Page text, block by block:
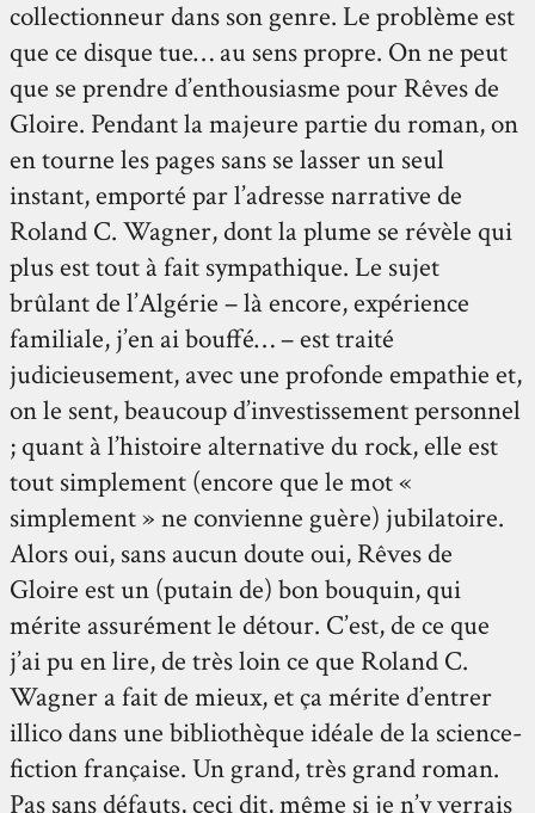
collectionneur dans son genre. Le problème est
que ce disque tue… au sens propre. On ne peut
que se prendre d’enthousiasme pour Rêves de
Gloire. Pendant la majeure partie du roman, on
en tourne les pages sans se lasser un seul
instant, emporté par l’adresse narrative de
Roland C. Wagner, dont la plume se révèle qui
plus est tout à fait sympathique. Le sujet
brûlant de l’Algérie – là encore, expérience
familiale, j’en ai bouffé… – est traité
judicieusement, avec une profonde empathie et,
on le sent, beaucoup d’investissement personnel
; quant à l’histoire alternative du rock, elle est
tout simplement (encore que le mot «
simplement » ne convienne guère) jubilatoire.
Alors oui, sans aucun doute oui, Rêves de
Gloire est un (putain de) bon bouquin, qui
mérite assurément le détour. C’est, de ce que
j’ai pu en lire, de très loin ce que Roland C.
Wagner a fait de mieux, et ça mérite d’entrer
illico dans une bibliothèque idéale de la science-
fiction française. Un grand, très grand roman.
Pas sans défauts, ceci dit, même si je n’y verrais